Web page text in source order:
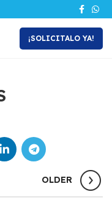
¡SOLICITALO YA!
OLDER